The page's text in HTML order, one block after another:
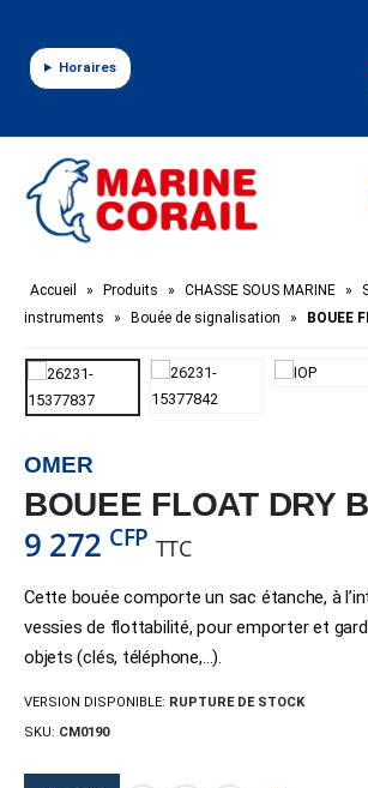
Horaires
Accueil » Produits » CHASSE SOUS MARINE »
instruments
» Bouée de signalisation » BOUEE
OMER
BOUEE FLOAT DRY
9 272 CFP TTC
Cette bouée comporte un sac étanche, à
vessies de flottabilité, pour emporter et
objets (clés, téléphone,…).
VERSION DISPONIBLE: RUPTURE DE STOCK
SKU: CM0190